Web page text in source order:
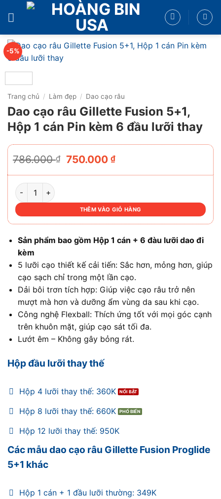
dung
-5%
Trang chủ / Làm đẹp / Dao cạo râu
Dao cạo râu Gillette Fusion 5+1,
Hộp 1 cán Pin kèm 6 đầu lưỡi thay
786.000₫ Giá
là:
750.000₫Giá
tại
DAO CẠO RÂU GILLETTE FUSION 5+1, HỘP 1 CÁN PIN
THÊM VÀO GIỎ HÀNG
Sản phẩm bao gồm Hộp 1 cán + 6 đàu lưỡi dao đi
kèm
5 lưỡi cạo thiết kế cải tiến: Sắc hơn, mỏng hơn, giúp
cạo sạch chỉ trong một lần cạo.
Dải bôi trơn tích hợp: Giúp việc cạo râu trở nên
mượt mà hơn và dưỡng ẩm vùng da sau khi cạo.
Công nghệ Flexball: Thích ứng tốt với mọi góc cạnh
trên khuôn mặt, giúp cạo sát tối đa.
Lướt êm – Không gây bỏng rát.
Hộp đầu lưỡi thay thế
Hộp 4 lưỡi thay thế: 360K
Hộp 8 lưỡi thay thế: 660K
Hộp 12 lưỡi thay thế: 950K
Các mẫu dao cạo râu Gillette Fusion Proglide
5+1 khác
Hộp 1 cán + 1 đầu lưỡi thường: 349K